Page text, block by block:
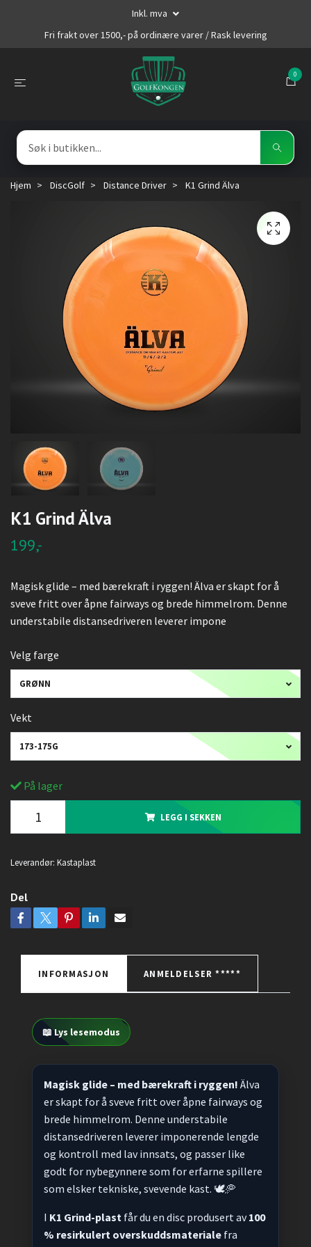
Inkl. mva
Fri frakt over 1500,- på ordinære varer / Rask levering
0
Hjem DiscGolf Distance Driver K1 Grind Älva
K1 Grind Älva
199,-
Magisk glide – med bærekraft i ryggen! Älva er skapt for å
sveve fritt over åpne fairways og brede himmelrom. Denne
understabile distansedriveren leverer impone
Velg farge
GRØNN
Vekt
173-175G
På lager
LEGG I SEKKEN
Leverandør: Kastaplast
Del
INFORMASJON ANMELDELSER *****
📖 Lys lesemodus
Magisk glide – med bærekraft i ryggen! Älva
er skapt for å sveve fritt over åpne fairways og
brede himmelrom. Denne understabile
distansedriveren leverer imponerende lengde
og kontroll med lav innsats, og passer like
godt for nybegynnere som for erfarne spillere
som elsker tekniske, svevende kast. 🕊️🥏
I K1 Grind-plast får du en disc produsert av100
% resirkulert overskuddsmateriale fra